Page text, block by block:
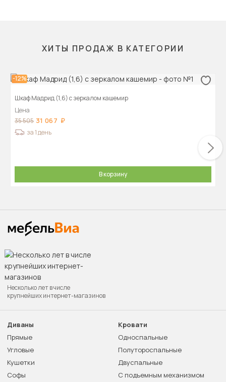
ХИТЫ ПРОДАЖ В КАТЕГОРИИ
-12%
Шкаф Мадрид (1,6) с зеркалом кашемир
Цена
35 505 31 067
за 1 день
В корзину
Несколько лет в числе
крупнейших интернет-магазинов
Диваны
Прямые
Угловые
Кушетки
Софы
Кровати
Односпальные
Полутороспальные
Двуспальные
С подъемным механизмом